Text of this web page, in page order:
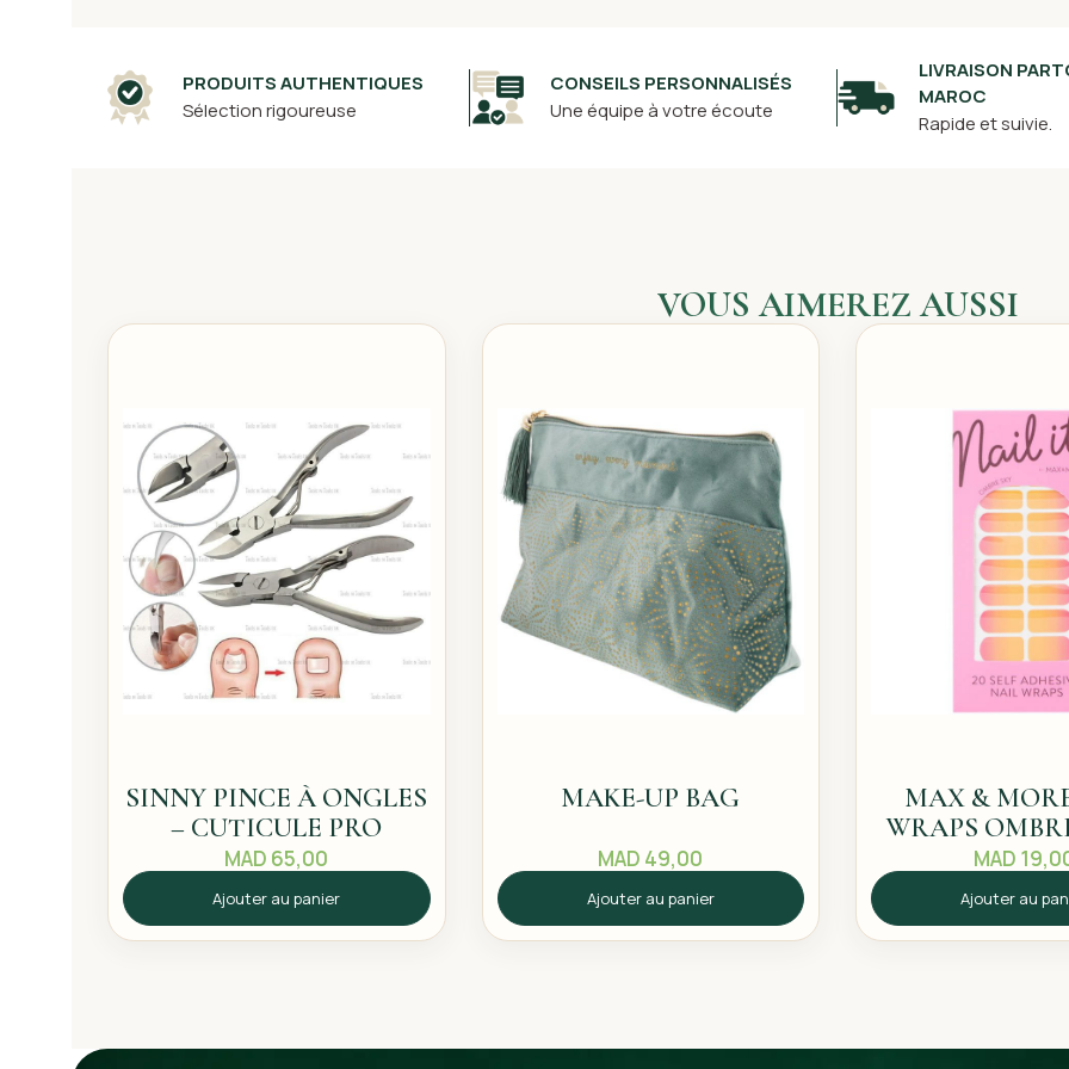
PRODUITS AUTHENTIQUES
Sélection rigoureuse
CONSEILS PERSONNALISÉS
Une équipe à votre écoute
LIVRAISON
MAROC
Rapide et suivie.
VOUS AIMEREZ AUSSI
SINNY PINCE À ONGLES
– CUTICULE PRO
MAD 65,00
Ajouter au panier
MAKE-UP BAG
MAD 49,00
Ajouter au panier
MAX &
WRAPS
PCS
MAD
Ajouter au